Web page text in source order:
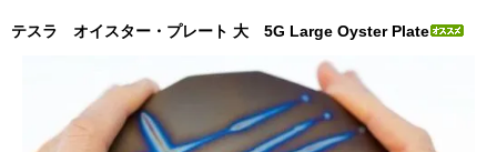
テスラ オイスター・プレート 大 5G Large Oyster Plate